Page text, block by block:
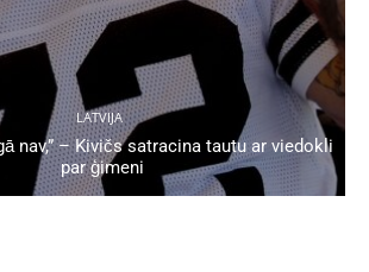
LATVIJA
nav,” – Kivičs satracina tautu ar viedokli
par ģimeni